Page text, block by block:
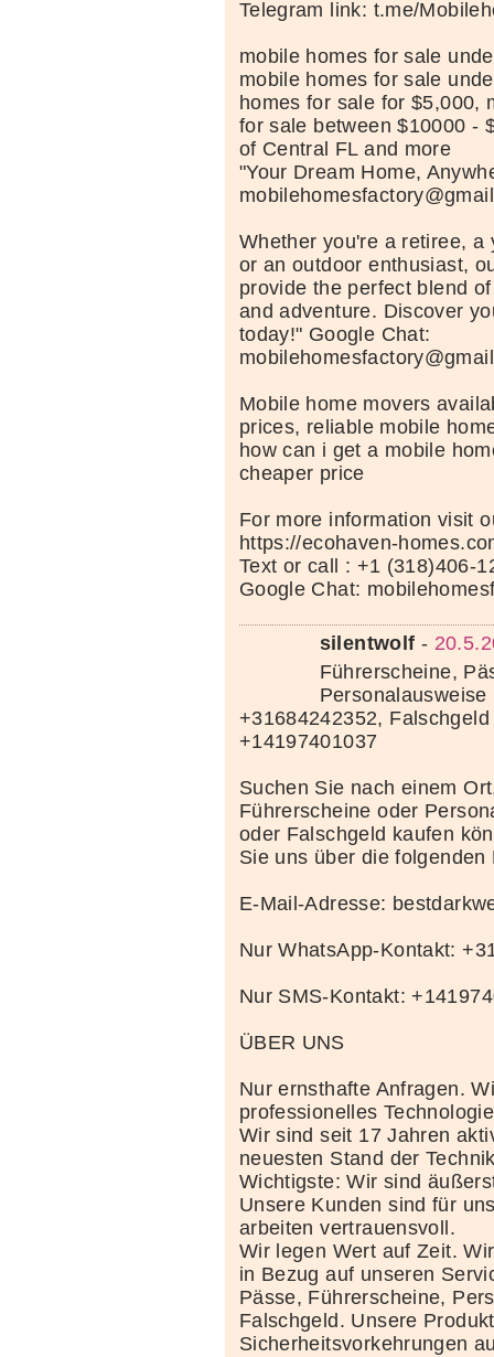
Telegram link: t.me/
mobile homes for sale
mobile homes for sale
homes for sale for $5,000,
for sale between $10000 -
of Central FL and more
"Your Dream Home,
Whether you're a retiree, a
or an outdoor enthusiast,
provide the perfect blend
and adventure. Discover
today!" Google Chat:
Mobile home movers
prices, reliable mobile
how can i get a mobile
cheaper price
For more information visit
https://ecohaven-
Text or call : +1 (318)406-
Google Chat:
silentwolf -
Führerscheine,
+31684242352,
+14197401037
Suchen Sie nach einem
Führerscheine oder
oder Falschgeld kaufen
Sie uns über die folgenden
E-Mail-Adresse:
Nur WhatsApp-Kontakt:
Nur SMS-Kontakt:
ÜBER UNS
Nur ernsthafte Anfragen.
professionelles
Wir sind seit 17 Jahren
neuesten Stand der
Wichtigste: Wir sind
Unsere Kunden sind für
arbeiten vertrauensvoll.
Wir legen Wert auf Zeit.
in Bezug auf unseren
Pässe, Führerscheine,
Falschgeld. Unsere
Sicherheitsvorkehrungen